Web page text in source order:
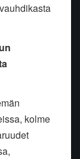
kolme